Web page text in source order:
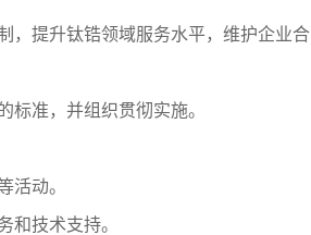
，提升钛锆领域服务水平，维护企业合
标准，并组织贯彻实施。
活动。
和技术支持。